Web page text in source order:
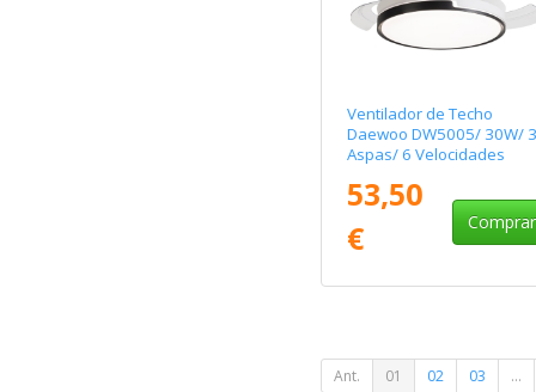
Ventilador de Techo
Daewoo DW5005/ 30W/ 3
Aspas/ 6 Velocidades
53,50
€
Comprar
Ant. 01 02 03 ...